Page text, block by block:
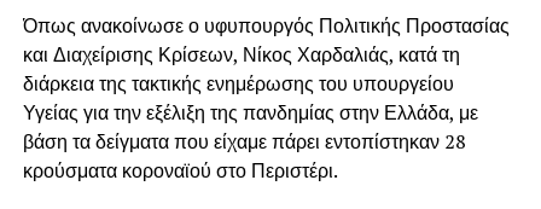
Όπως ανακοίνωσε ο υφυπουργός Πολιτικής Προστασίας
και Διαχείρισης Κρίσεων, Νίκος Χαρδαλιάς, κατά τη
διάρκεια της τακτικής ενημέρωσης του υπουργείου
Υγείας για την εξέλιξη της πανδημίας στην Ελλάδα, με
βάση τα δείγματα που είχαμε πάρει εντοπίστηκαν 28
κρούσματα κοροναϊού στο Περιστέρι.